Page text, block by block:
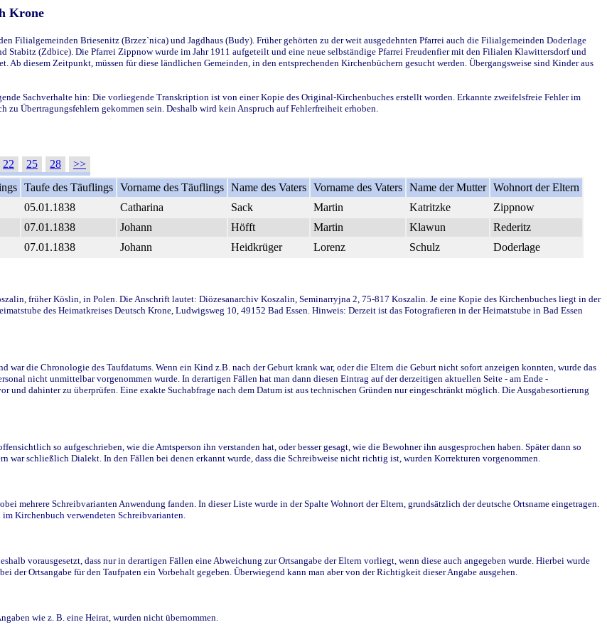
Krone
Filialgemeinden Briesenitz (Brzez`nica) und Jagdhaus (Budy). Früher gehörten zu der weit ausgedehnten Pfarrei auch die Filialgemeinden Doderlage
Stabitz (Zdbice). Die Pfarrei Zippnow wurde im Jahr 1911 aufgeteilt und eine neue selbständige Pfarrei Freudenfier mit den Filialen Klawittersdorf und
diesem Zeitpunkt, müssen für diese ländlichen Gemeinden, in den entsprechenden Kirchenbüchern gesucht werden. Übergangsweise sind Kinder aus
Sachverhalte hin: Die vorliegende Transkription ist von einer Kopie des Original-Kirchenbuches erstellt worden. Erkannte zweifelsfreie Fehler im
Übertragungsfehlern gekommen sein. Deshalb wird kein Anspruch auf Fehlerfreiheit erhoben.
22 25 28
>>
Taufe des Täuflings Vorname des Täuflings Name des Vaters Vorname des Vaters Name der Mutter Wohnort der Eltern
05.01.1838 Catharina Sack Martin Katritzke
Zippnow
07.01.1838 Johann Höfft Martin Klawun
Rederitz
07.01.1838 Johann Heidkrüger Lorenz Schulz Doderlage
früher Köslin, in Polen. Die Anschrift lautet: Diözesanarchiv Koszalin, Seminarryjna 2, 75-817 Koszalin. Je eine Kopie des Kirchenbuches liegt in der
des Heimatkreises Deutsch Krone, Ludwigsweg 10, 49152 Bad Essen. Hinweis: Derzeit ist das Fotografieren in der Heimatstube in Bad Essen
die Chronologie des Taufdatums. Wenn ein Kind z.B. nach der Geburt krank war, oder die Eltern die Geburt nicht sofort anzeigen konnten, wurde das
nicht unmittelbar vorgenommen wurde. In derartigen Fällen hat man dann diesen Eintrag auf der derzeitigen aktuellen Seite - am Ende -
dahinter zu überprüfen. Eine exakte Suchabfrage nach dem Datum ist aus technischen Gründen nur eingeschränkt möglich. Die Ausgabesortierung
so aufgeschrieben, wie die Amtsperson ihn verstanden hat, oder besser gesagt, wie die Bewohner ihn ausgesprochen haben. Später dann so
war schließlich Dialekt. In den Fällen bei denen erkannt wurde, dass die Schreibweise nicht richtig ist, wurden Korrekturen vorgenommen.
mehrere Schreibvarianten Anwendung fanden. In dieser Liste wurde in der Spalte Wohnort der Eltern, grundsätzlich der deutsche Ortsname eingetragen.
Kirchenbuch verwendeten Schreibvarianten.
vorausgesetzt, dass nur in derartigen Fällen eine Abweichung zur Ortsangabe der Eltern vorliegt, wenn diese auch angegeben wurde. Hierbei wurde
Ortsangabe für den Taufpaten ein Vorbehalt gegeben. Überwiegend kann man aber von der Richtigkeit dieser Angabe ausgehen.
wie z. B. eine Heirat, wurden nicht übernommen.